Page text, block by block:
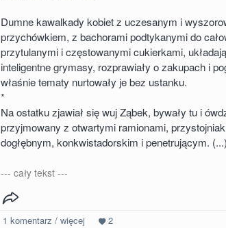
Dumne kawalkady kobiet z uczesanym i
przychówkiem, z bachorami podtykanymi do
przytulanymi i częstowanymi cukierkami,
inteligentne grymasy, rozprawiały o zakupach i
właśnie tematy nurtowały je bez ustanku.
*
Na ostatku zjawiał się wuj Ząbek, bywały tu i
przyjmowany z otwartymi ramionami,
dogłębnym, konkwistadorskim i penetrującym. (...)
--- cały tekst ---
1 komentarz / więcej 2